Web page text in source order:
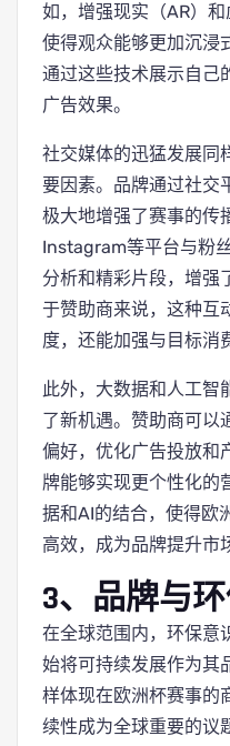
如，增强现实（AR）和
使得观众能够更加沉浸
通过这些技术展示自己
广告效果。
社交媒体的迅猛发展同
要因素。品牌通过社交
极大地增强了赛事的传
Instagram等平台与粉
分析和精彩片段，增强
于赞助商来说，这种互
度，还能加强与目标消
此外，大数据和人工智
了新机遇。赞助商可以
偏好，优化广告投放和
牌能够实现更个性化的
据和AI的结合，使得欧
高效，成为品牌提升市
3、品牌与
在全球范围内，环保意
始将可持续发展作为其
样体现在欧洲杯赛事的
续性成为全球重要的议